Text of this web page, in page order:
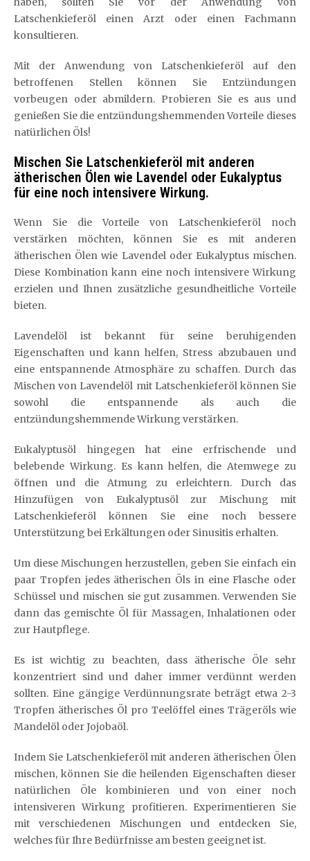
Latschenkieferöl einen Arzt oder einen Fachmann
konsultieren.
Mit der Anwendung von Latschenkieferöl auf den
betroffenen Stellen können Sie Entzündungen
vorbeugen oder abmildern. Probieren Sie es aus und
genießen Sie die entzündungshemmenden Vorteile dieses
natürlichen Öls!
Mischen Sie Latschenkieferöl mit anderen
ätherischen Ölen wie Lavendel oder Eukalyptus
für eine noch intensivere Wirkung.
Wenn Sie die Vorteile von Latschenkieferöl noch
verstärken möchten, können Sie es mit anderen
ätherischen Ölen wie Lavendel oder Eukalyptus mischen.
Diese Kombination kann eine noch intensivere Wirkung
erzielen und Ihnen zusätzliche gesundheitliche Vorteile
bieten.
Lavendelöl ist bekannt für seine beruhigenden
Eigenschaften und kann helfen, Stress abzubauen und
eine entspannende Atmosphäre zu schaffen. Durch das
Mischen von Lavendelöl mit Latschenkieferöl können Sie
sowohl die entspannende als auch die
entzündungshemmende Wirkung verstärken.
Eukalyptusöl hingegen hat eine erfrischende und
belebende Wirkung. Es kann helfen, die Atemwege zu
öffnen und die Atmung zu erleichtern. Durch das
Hinzufügen von Eukalyptusöl zur Mischung mit
Latschenkieferöl können Sie eine noch bessere
Unterstützung bei Erkältungen oder Sinusitis erhalten.
Um diese Mischungen herzustellen, geben Sie einfach ein
paar Tropfen jedes ätherischen Öls in eine Flasche oder
Schüssel und mischen sie gut zusammen. Verwenden Sie
dann das gemischte Öl für Massagen, Inhalationen oder
zur Hautpflege.
Es ist wichtig zu beachten, dass ätherische Öle sehr
konzentriert sind und daher immer verdünnt werden
sollten. Eine gängige Verdünnungsrate beträgt etwa 2-3
Tropfen ätherisches Öl pro Teelöffel eines Trägeröls wie
Mandelöl oder Jojobaöl.
Indem Sie Latschenkieferöl mit anderen ätherischen Ölen
mischen, können Sie die heilenden Eigenschaften dieser
natürlichen Öle kombinieren und von einer noch
intensiveren Wirkung profitieren. Experimentieren Sie
mit verschiedenen Mischungen und entdecken Sie,
welches für Ihre Bedürfnisse am besten geeignet ist.